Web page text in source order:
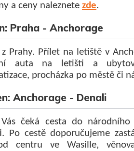
a ceny naleznete zde.
Praha - Anchorage
Prahy. Přílet na letiště v
auta na letišti a
procházka po městě či
Anchorage - Denali
Vás čeká cesta do národního
Po cestě doporučujeme
centru ve Wasille,